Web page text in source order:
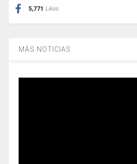
5,771 Likes
MÁS NOTICIAS